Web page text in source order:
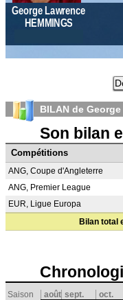
George Lawrence
HEMMINGS
BILAN de
Son bilan
Compétitions
ANG, Coupe d'Angleterre
ANG, Premier League
EUR, Ligue Europa
Bilan total
Saison août sept. oct.